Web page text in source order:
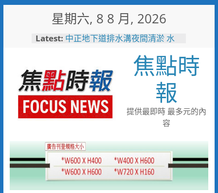
星期六, 8 8 月, 2026
Latest: 中正地下道排水溝夜間清淤 水
台中市技職教育再攀高峰！ 全
國技能競賽勇奪23面獎牌
日本花藝大師梅垣稔抵台交流
「花見日和」展現台日花藝文化
魅力 8月8日精彩展演登場
彰化縣長參選人魏平政彰化造
勢 喊福利超越六都承接王惠美
4輛高規格救護車 首配全自動
電動擔架床
焦點時
報
提供最即時 最多元的內
容